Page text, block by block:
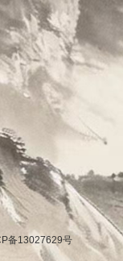
备13027629号